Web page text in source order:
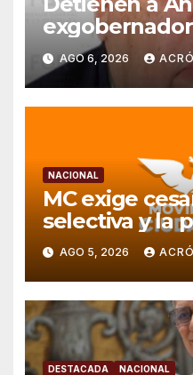
por caso
AGO 6, 2026
NACIONAL
MC exige
selectiva y la
política en
AGO 5, 2026
DESTACADA NACIONAL